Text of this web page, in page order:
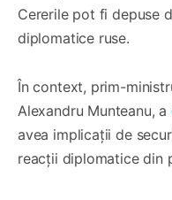
Cererile pot fi depuse
diplomatice ruse.
În context, prim-
Alexandru Munteanu, a
avea implicații de
reacții diplomatice din